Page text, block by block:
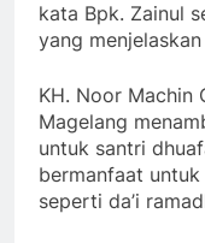
kata Bpk. Zainul
yang
KH. Noor Machin
Magelang
untuk santri
bermanfaat
seperti da’i